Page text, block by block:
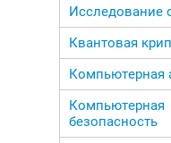
Исследование
Квантовая
Компьютерная
Компьютерная
безопасность